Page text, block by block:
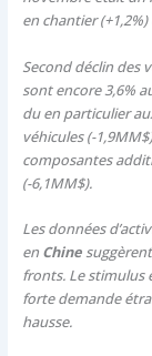
en chantier
Second déclin des
sont encore 3,6%
du en particulier
véhicules (-
composantes
(-6,1MM$).
Les données
en Chine
fronts. Le stimulus
forte demande
hausse.